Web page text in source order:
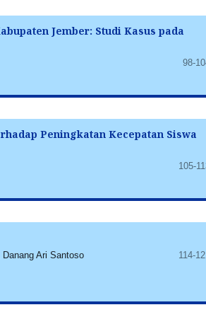
Jember: Studi Kasus pada
98-
Peningkatan Kecepatan Siswa
105-
Ari Santoso 114-